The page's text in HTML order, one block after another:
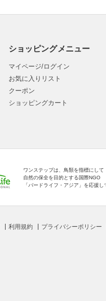
ショッピングメニュー
マイページ/ログイン
お気に入りリスト
クーポン
ショッピングカート
ワンステップは、鳥類を指標にして
自然の保全を目的とする国際NGO
「バードライフ・アジア」を応援し
利用規約 プライバシーポリシー